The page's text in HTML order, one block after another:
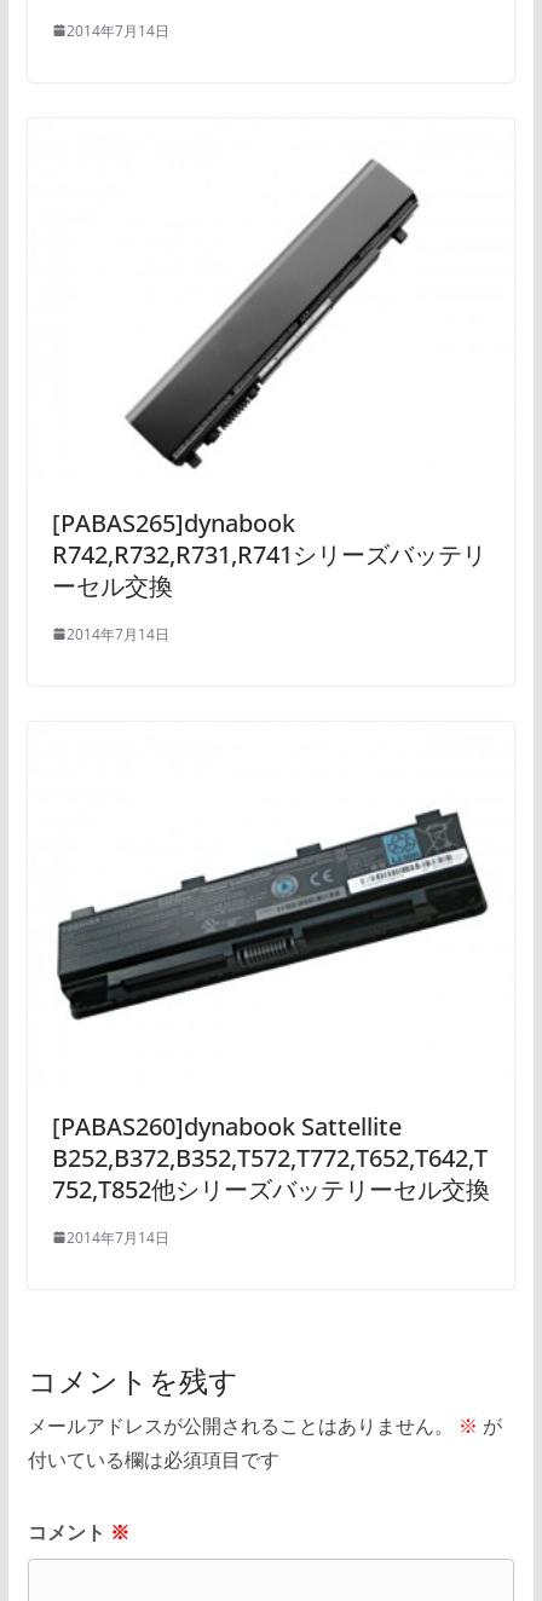
2014年7月14日
[PABAS265]dynabook
R742,R732,R731,R741シリーズバッテリ
ーセル交換
2014年7月14日
[PABAS260]dynabook Sattellite
B252,B372,B352,T572,T772,T652,T642,T
752,T852他シリーズバッテリーセル交換
2014年7月14日
コメントを残す
メールアドレスが公開されることはありません。 ※ が
付いている欄は必須項目です
コメント ※